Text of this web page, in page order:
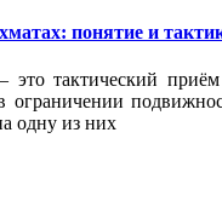
понятие и
это тактический
ограничении
одну из них